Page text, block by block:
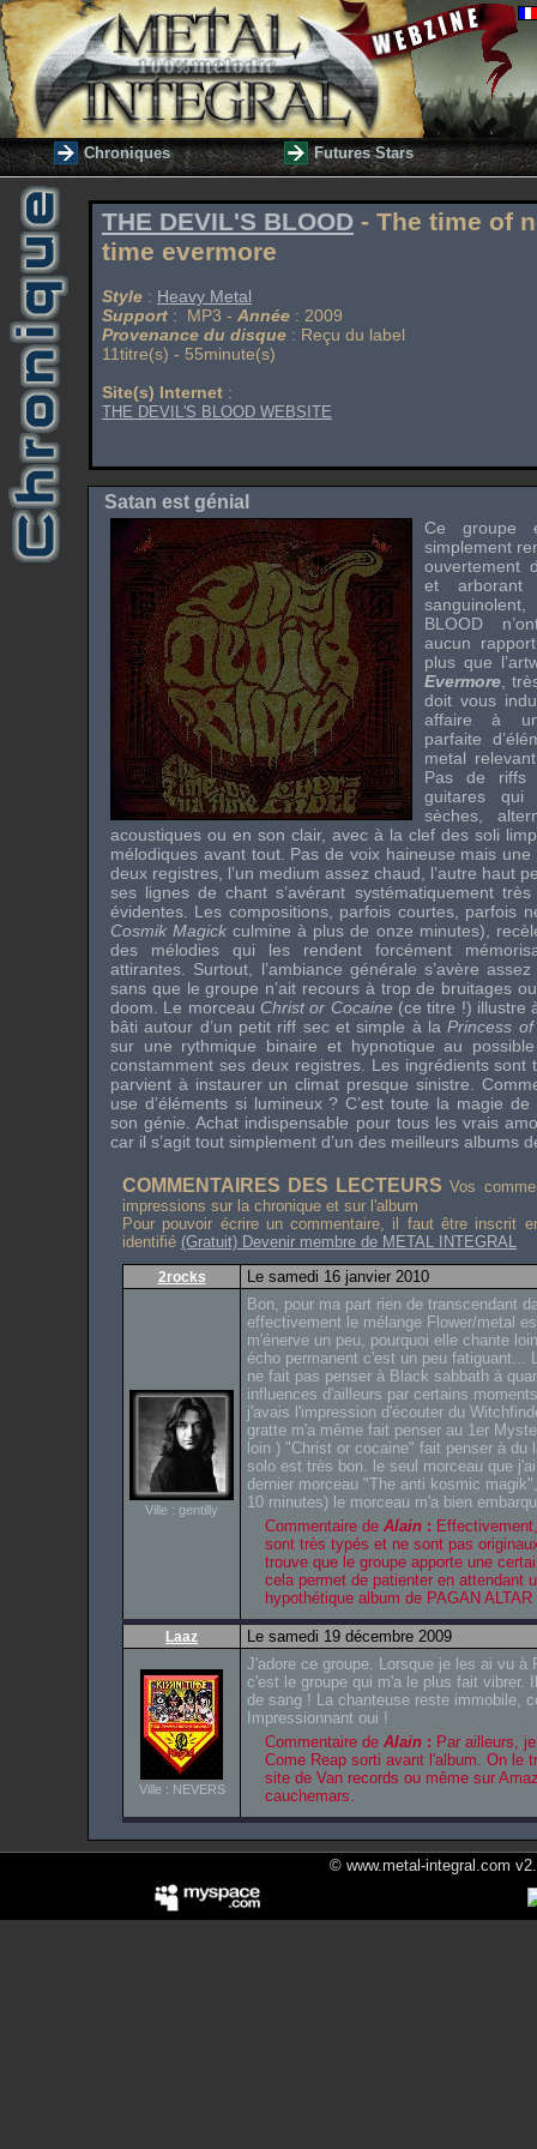
Chroniques Futures Stars
THE DEVIL'S BLOOD - The time of
time evermore
Style : Heavy Metal
Support : MP3 - Année : 2009
Provenance du disque : Reçu du label
11titre(s) - 55minute(s)
Site(s) Internet :
THE DEVIL'S BLOOD WEBSITE
Satan est génial
Ce groupe
simplement
ouvertement
et arborant
BLOOD
aucun
plus que
Evermore ,
doit vous
affaire à
parfaite
metal
Pas de riffs
guitares qui
sèches,
acoustiques ou en son clair, avec à la clef des soli
mélodiques avant tout. Pas de voix haineuse mais
deux registres, l’un medium assez chaud, l’autre haut
ses lignes de chant s’avérant systématiquement
évidentes. Les compositions, parfois courtes, parfois
Cosmik Magickculmine à plus de onze minutes),
des mélodies qui les rendent forcément
attirantes. Surtout, l’ambiance générale s’avère
sans que le groupe n’ait recours à trop de bruitages
doom. Le morceau Christ or Cocaine (ce titre !) illustre
bâti autour d’un petit riff sec et simple à laPrincess
sur une rythmique binaire et hypnotique au
constamment ses deux registres. Les ingrédients sont
parvient à instaurer un climat presque sinistre.
use d’éléments si lumineux ? C’est toute la magie de
son génie. Achat indispensable pour tous les vrais
car il s’agit tout simplement d’un des meilleurs albums
COMMENTAIRES DES LECTEURS Vos
impressions sur la chronique et sur l'album
Pour pouvoir écrire un commentaire, il faut être inscrit
identifié (Gratuit) Devenir membre de METAL INTEGRAL
2rocks Le samedi 16 janvier 2010
Ville : gentilly
Bon, pour ma part rien de transcendant
effectivement le mélange Flower/metal
m'énerve un peu, pourquoi elle chante
écho permanent c'est un peu fatiguant...
ne fait pas penser à Black sabbath à
influences d'ailleurs par certains
j'avais l'impression d'écouter du
gratte m'a même fait penser au 1er
loin ) "Christ or cocaine" fait penser à du
solo est très bon. le seul morceau que
dernier morceau "The anti kosmic
10 minutes) le morceau m'a bien
Commentaire de Alain :
sont très typés et ne sont pas
trouve que le groupe apporte une
cela permet de patienter en attendant
hypothétique album de PAGAN ALTAR
Laaz Le samedi 19 décembre 2009
Ville : NEVERS
J'adore ce groupe. Lorsque je les ai vu à
c'est le groupe qui m'a le plus fait vibrer.
de sang ! La chanteuse reste immobile,
Impressionnant oui !
Commentaire de Alain : Par ailleurs,
Come Reap sorti avant l'album. On le
site de Van records ou même sur
cauchemars.
© www.metal-integral.com